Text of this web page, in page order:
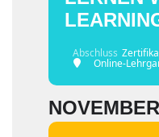
Abschluss
Online-
NOVEMBER